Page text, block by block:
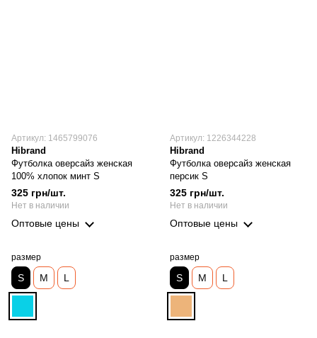
Артикул: 1465799076
Hibrand
Футболка оверсайз женская
100% хлопок минт S
325 грн/шт.
Нет в наличии
Оптовые цены
размер
S M L
Артикул: 1226344228
Hibrand
Футболка оверсайз женская
персик S
325 грн/шт.
Нет в наличии
Оптовые цены
размер
S M L